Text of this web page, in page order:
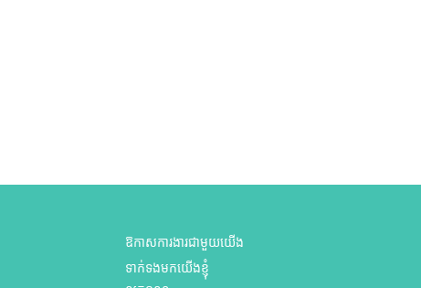
ឱកាសការងារជាមួយយើង
ទាក់ទងមកយើងខ្ញុំ